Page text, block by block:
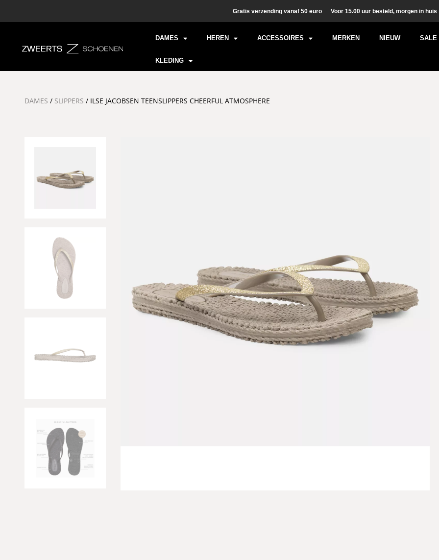
Gratis verzending vanaf 50 euro Voor 15.00 uur besteld, morgen in huis
DAMES HEREN ACCESSOIRES MERKEN NIEUW SALE
KLEDING
DAMES / SLIPPERS / ILSE JACOBSEN TEENSLIPPERS CHEERFUL ATMOSPHERE